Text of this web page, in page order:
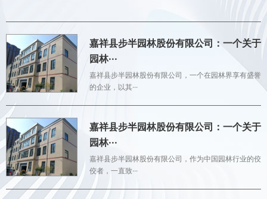
嘉祥县步半园林股份有限公司：一个关于
园林···
嘉祥县步半园林股份有限公司，一个在园林界享有盛誉
的企业，以其···
嘉祥县步半园林股份有限公司：一个关于
园林···
嘉祥县步半园林股份有限公司，作为中国园林行业的佼
佼者，一直致···